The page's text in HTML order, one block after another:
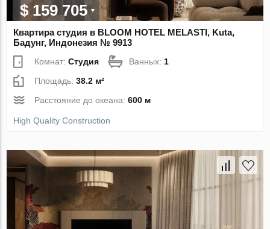
$ 159 705
Квартира студия в BLOOM HOTEL MELASTI, Kuta,
Бадунг, Индонезия № 9913
Комнат:Студия Ванных: 1
Площадь:38.2 м²
Расстояние до океана:600 м
High Quality Construction